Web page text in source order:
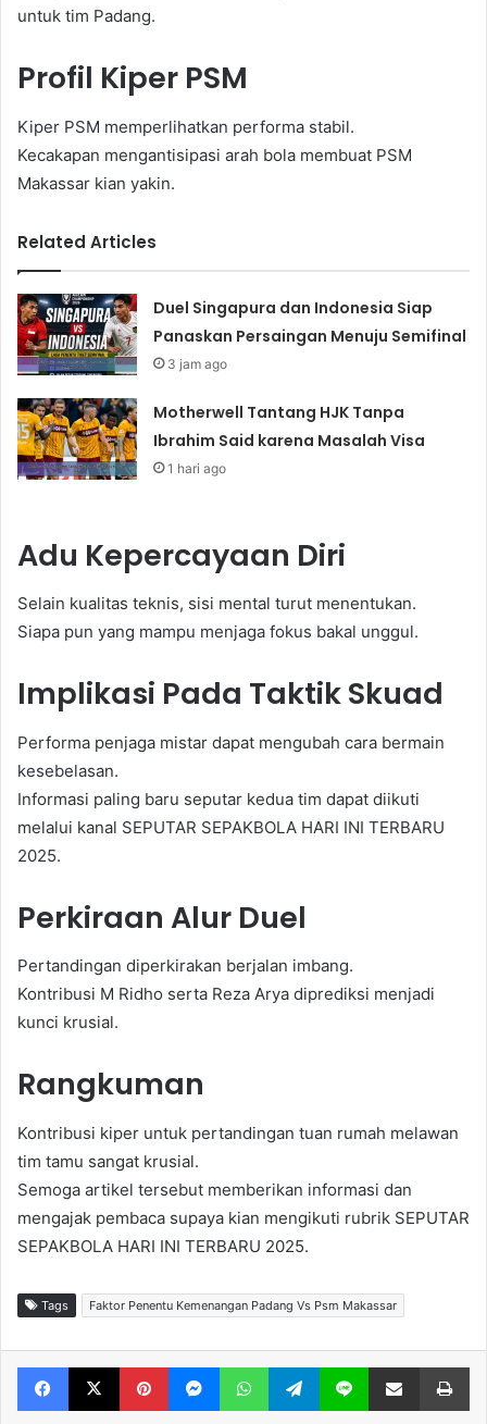
untuk tim Padang.
Profil Kiper PSM
Kiper PSM memperlihatkan performa stabil.
Kecakapan mengantisipasi arah bola membuat PSM
Makassar kian yakin.
Related Articles
Duel Singapura dan Indonesia Siap
Panaskan Persaingan Menuju Semifinal
3 jam ago
Motherwell Tantang HJK Tanpa
Ibrahim Said karena Masalah Visa
1 hari ago
Adu Kepercayaan Diri
Selain kualitas teknis, sisi mental turut menentukan.
Siapa pun yang mampu menjaga fokus bakal unggul.
Implikasi Pada Taktik Skuad
Performa penjaga mistar dapat mengubah cara bermain
kesebelasan.
Informasi paling baru seputar kedua tim dapat diikuti
melalui kanal SEPUTAR SEPAKBOLA HARI INI TERBARU
2025.
Perkiraan Alur Duel
Pertandingan diperkirakan berjalan imbang.
Kontribusi M Ridho serta Reza Arya diprediksi menjadi
kunci krusial.
Rangkuman
Kontribusi kiper untuk pertandingan tuan rumah melawan
tim tamu sangat krusial.
Semoga artikel tersebut memberikan informasi dan
mengajak pembaca supaya kian mengikuti rubrik SEPUTAR
SEPAKBOLA HARI INI TERBARU 2025.
Tags Faktor Penentu Kemenangan Padang Vs Psm Makassar
Facebook X Pinterest Messenger WhatsApp Telegram Line Share via Email